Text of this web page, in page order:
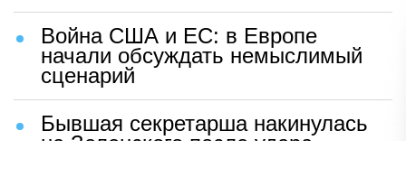
Война США и ЕС: в Европе
начали обсуждать немыслимый
сценарий
Бывшая секретарша накинулась
на Зеленского после удара